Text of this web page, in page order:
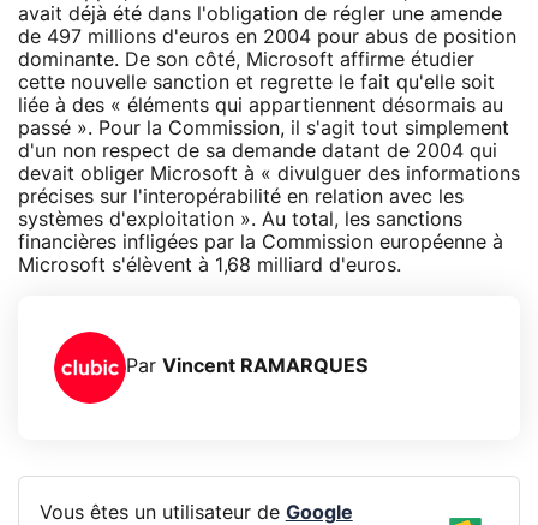
avait déjà été dans l'obligation de régler une amende
de 497 millions d'euros en 2004 pour abus de position
dominante. De son côté, Microsoft affirme étudier
cette nouvelle sanction et regrette le fait qu'elle soit
liée à des « éléments qui appartiennent désormais au
passé ». Pour la Commission, il s'agit tout simplement
d'un non respect de sa demande datant de 2004 qui
devait obliger Microsoft à « divulguer des informations
précises sur l'interopérabilité en relation avec les
systèmes d'exploitation ». Au total, les sanctions
financières infligées par la Commission européenne à
Microsoft s'élèvent à 1,68 milliard d'euros.
Par Vincent RAMARQUES
Vous êtes un utilisateur de Google